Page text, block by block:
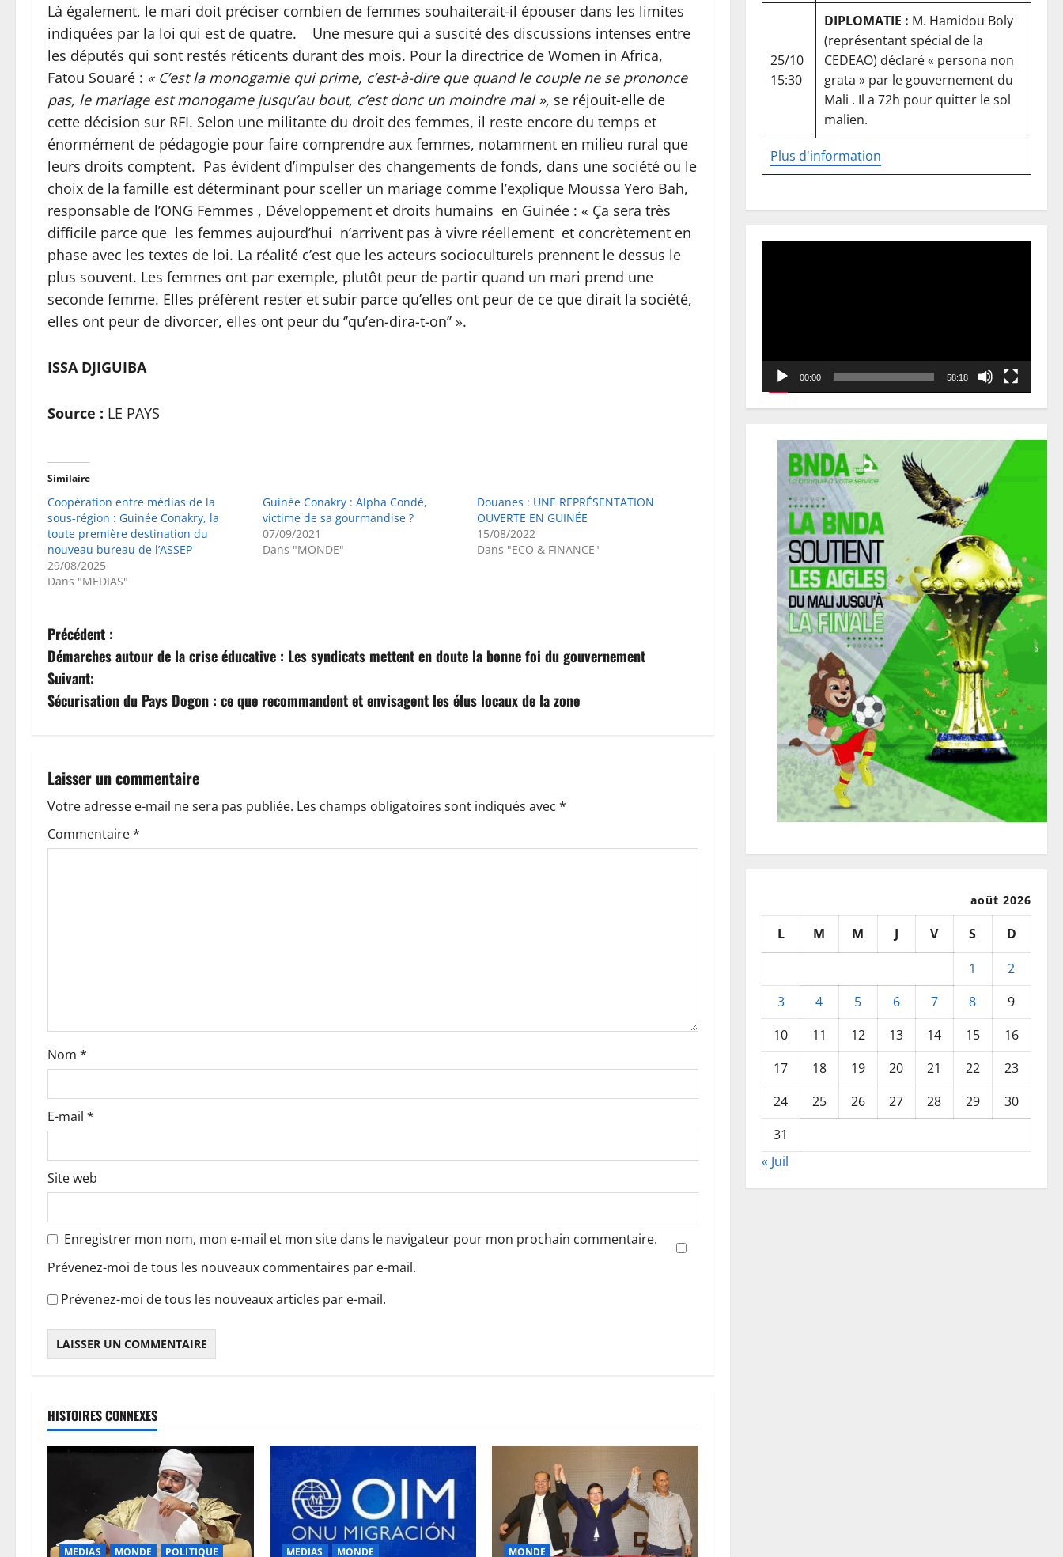
Là également, le mari doit préciser combien de femmes souhaiterait-il épouser dans les limites
indiquées par la loi qui est de quatre. Une mesure qui a suscité des discussions intenses entre
les députés qui sont restés réticents durant des mois. Pour la directrice de Women in Africa,
Fatou Souaré : « C’est la monogamie qui prime, c’est-à-dire que quand le couple ne se prononce
pas, le mariage est monogame jusqu’au bout, c’est donc un moindre mal », se réjouit-elle de
cette décision sur RFI. Selon une militante du droit des femmes, il reste encore du temps et
énormément de pédagogie pour faire comprendre aux femmes, notamment en milieu rural que
leurs droits comptent. Pas évident d’impulser des changements de fonds, dans une société ou le
choix de la famille est déterminant pour sceller un mariage comme l’explique Moussa Yero Bah,
responsable de l’ONG Femmes , Développement et droits humains en Guinée : « Ça sera très
difficile parce que les femmes aujourd’hui n’arrivent pas à vivre réellement et concrètement en
phase avec les textes de loi. La réalité c’est que les acteurs socioculturels prennent le dessus le
plus souvent. Les femmes ont par exemple, plutôt peur de partir quand un mari prend une
seconde femme. Elles préfèrent rester et subir parce qu’elles ont peur de ce que dirait la société,
elles ont peur de divorcer, elles ont peur du ‘’qu’en-dira-t-on’’ ».
ISSA DJIGUIBA
Source : LE PAYS
Similaire
Coopération entre médias de la
sous-région : Guinée Conakry, la
toute première destination du
nouveau bureau de l’ASSEP
29/08/2025
Dans "MEDIAS"
Guinée Conakry : Alpha Condé,
victime de sa gourmandise ?
07/09/2021
Dans "MONDE"
Douanes : UNE REPRÉSENTATION
OUVERTE EN GUINÉE
15/08/2022
Dans "ECO & FINANCE"
N
a
v
g
a
t
a
r
t
i
c
l
e
Précédent :
Démarches autour de la crise éducative : Les syndicats mettent en doute la bonne foi du gouvernement
Suivant:
Sécurisation du Pays Dogon : ce que recommandent et envisagent les élus locaux de la zone
Laisser un commentaire
Votre adresse e-mail ne sera pas publiée. Les champs obligatoires sont indiqués avec *
Commentaire*
Nom *
E-mail *
Site web
Enregistrer mon nom, mon e-mail et mon site dans le navigateur pour mon prochain commentaire.
Prévenez-moi de tous les nouveaux commentaires par e-mail.
Prévenez-moi de tous les nouveaux articles par e-mail.
HISTOIRES CONNEXES
MEDIAS MONDE POLITIQUE MEDIAS MONDE MONDE
Plus d'information
25/10
15:30
DIPLOMATIE : M. Hamidou Boly
(représentant spécial de la
CEDEAO) déclaré « persona non
grata » par le gouvernement du
Mali . Il a 72h pour quitter le sol
malien.
00:00 58:18
août 2026
L M M J V S
D
1
2
3
4 5 6 7 8
9
10
11 12 13 14 15
16
17
18 19 20 21 22
23
24
25 26 27 28 29
30
31
« Juil